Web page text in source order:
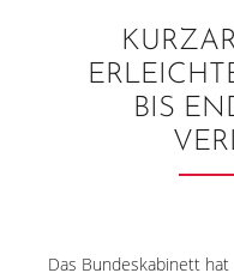
BIS
Das Bundeskabinett